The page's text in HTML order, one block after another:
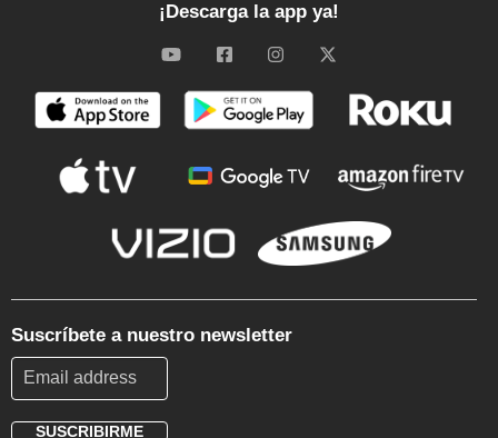
¡Descarga la app ya!
Suscríbete a nuestro newsletter
SUSCRIBIRME